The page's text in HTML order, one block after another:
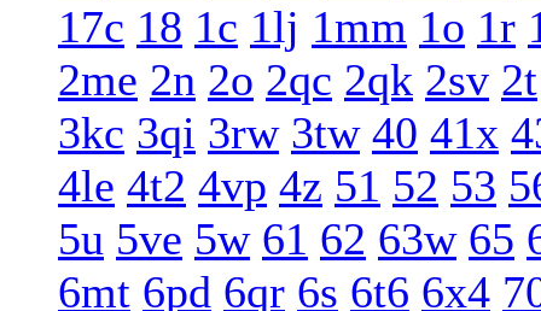
17c 18 1c 1lj 1mm 1o 1r
2me 2n 2o 2qc 2qk 2sv 2t
3kc 3qi 3rw 3tw 40 41x
4le 4t2 4vp 4z 51 52 53
5u 5ve 5w 61 62 63w 65
6mt 6pd 6qr 6s 6t6 6x4